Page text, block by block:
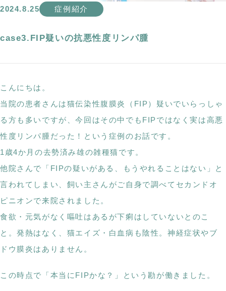
2024.8.25 症例紹介
case3.FIP疑いの抗悪性度リンパ腫
こんにちは。
当院の患者さんは猫伝染性腹膜炎（FIP）疑いでいらっしゃ
る方も多いですが、今回はその中でもFIPではなく実は高悪
性度リンパ腫だった！という症例のお話です。
1歳4か月の去勢済み雄の雑種猫です。
他院さんで「FIPの疑いがある、もうやれることはない」と
言われてしまい、飼い主さんがご自身で調べてセカンドオ
ピニオンで来院されました。
食欲・元気がなく嘔吐はあるが下痢はしていないとのこ
と。発熱はなく、猫エイズ・白血病も陰性。神経症状やブ
ドウ膜炎はありません。
この時点で「本当にFIPかな？」という勘が働きました。